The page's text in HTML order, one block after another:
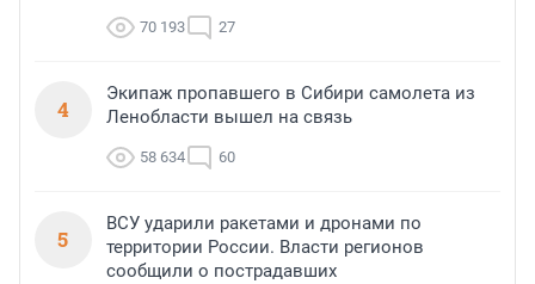
70 193 27
4
Экипаж пропавшего в Сибири самолета из
Ленобласти вышел на связь
58 634 60
5
ВСУ ударили ракетами и дронами по
территории России. Власти регионов
сообщили о пострадавших